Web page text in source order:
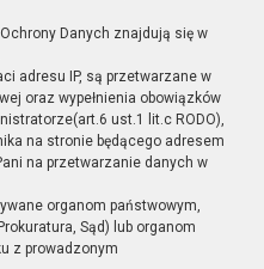
Danych znajdują się w
adresu IP, są przetwarzane w
oraz wypełnienia obowiązków
ust.1 lit.c RODO),
na stronie będącego adresem
na przetwarzanie danych w
organom państwowym,
Sąd) lub organom
z prowadzonym